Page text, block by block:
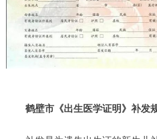
鹤壁市《出生医学证明》补发